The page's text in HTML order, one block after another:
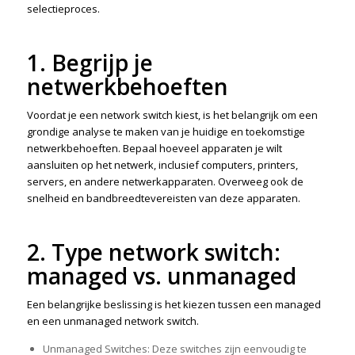
selectieproces.
1. Begrijp je
netwerkbehoeften
Voordat je een network switch kiest, is het belangrijk om een
grondige analyse te maken van je huidige en toekomstige
netwerkbehoeften. Bepaal hoeveel apparaten je wilt
aansluiten op het netwerk, inclusief computers, printers,
servers, en andere netwerkapparaten. Overweeg ook de
snelheid en bandbreedtevereisten van deze apparaten.
2. Type network switch:
managed vs. unmanaged
Een belangrijke beslissing is het kiezen tussen een managed
en een unmanaged network switch.
Unmanaged Switches: Deze switches zijn eenvoudig te